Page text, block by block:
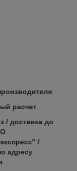
расчет
/ доставка до
/
адресу